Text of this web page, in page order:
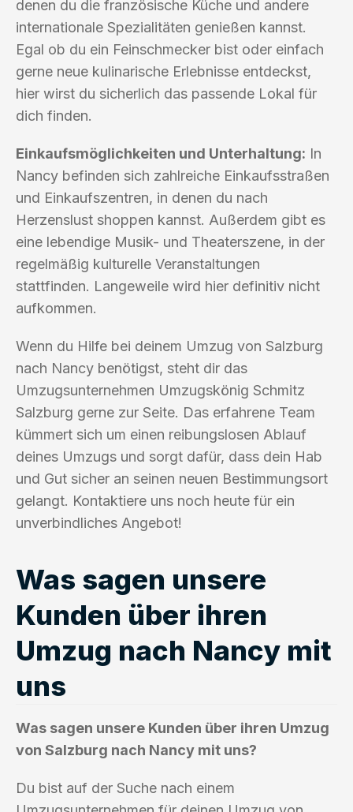
denen du die französische Küche und andere
internationale Spezialitäten genießen kannst.
Egal ob du ein Feinschmecker bist oder einfach
gerne neue kulinarische Erlebnisse entdeckst,
hier wirst du sicherlich das passende Lokal für
dich finden.
Einkaufsmöglichkeiten und Unterhaltung: In
Nancy befinden sich zahlreiche Einkaufsstraßen
und Einkaufszentren, in denen du nach
Herzenslust shoppen kannst. Außerdem gibt es
eine lebendige Musik- und Theaterszene, in der
regelmäßig kulturelle Veranstaltungen
stattfinden. Langeweile wird hier definitiv nicht
aufkommen.
Wenn du Hilfe bei deinem Umzug von Salzburg
nach Nancy benötigst, steht dir das
Umzugsunternehmen Umzugskönig Schmitz
Salzburg gerne zur Seite. Das erfahrene Team
kümmert sich um einen reibungslosen Ablauf
deines Umzugs und sorgt dafür, dass dein Hab
und Gut sicher an seinen neuen Bestimmungsort
gelangt. Kontaktiere uns noch heute für ein
unverbindliches Angebot!
Was sagen unsere
Kunden über ihren
Umzug nach Nancy mit
uns
Was sagen unsere Kunden über ihren Umzug
von Salzburg nach Nancy mit uns?
Du bist auf der Suche nach einem